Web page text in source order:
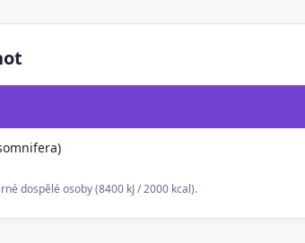
dospělé osoby (8400 kJ / 2000 kcal).